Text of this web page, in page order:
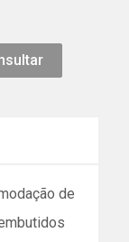
de